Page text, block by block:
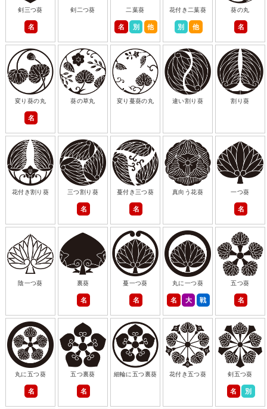
剣三つ葵
名
剣二つ葵 二葉葵
名 別 他
花付き二葉葵
別 他
葵の丸
名
変り葵の丸
名
葵の草丸 変り蔓葵の丸 違い割り葵 割り葵
花付き割り葵 三つ割り葵
名
蔓付き三つ葵
名
真向う花葵 一つ葵
名
陰一つ葵 裏葵
名
蔓一つ葵
名
丸に一つ葵
名 大 戦
五つ葵
名
丸に五つ葵
名
五つ裏葵
名
細輪に五つ裏葵 花付き五つ葵 剣五つ葵
名 別